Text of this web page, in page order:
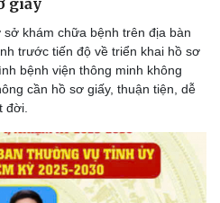
khám chữa bệnh trên địa bàn
trước tiến độ về triển khai hồ sơ
bệnh viện thông minh không
cần hồ sơ giấy, thuận tiện, dễ
đời.